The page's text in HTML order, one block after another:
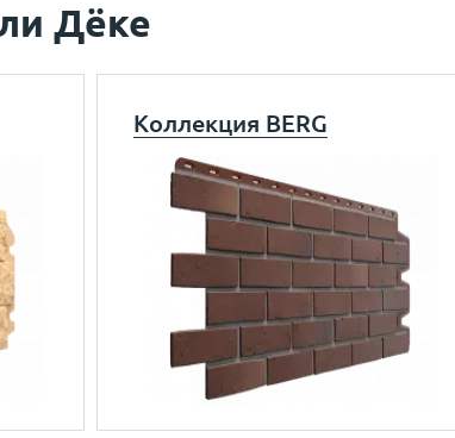
Дёке
Коллекция BERG